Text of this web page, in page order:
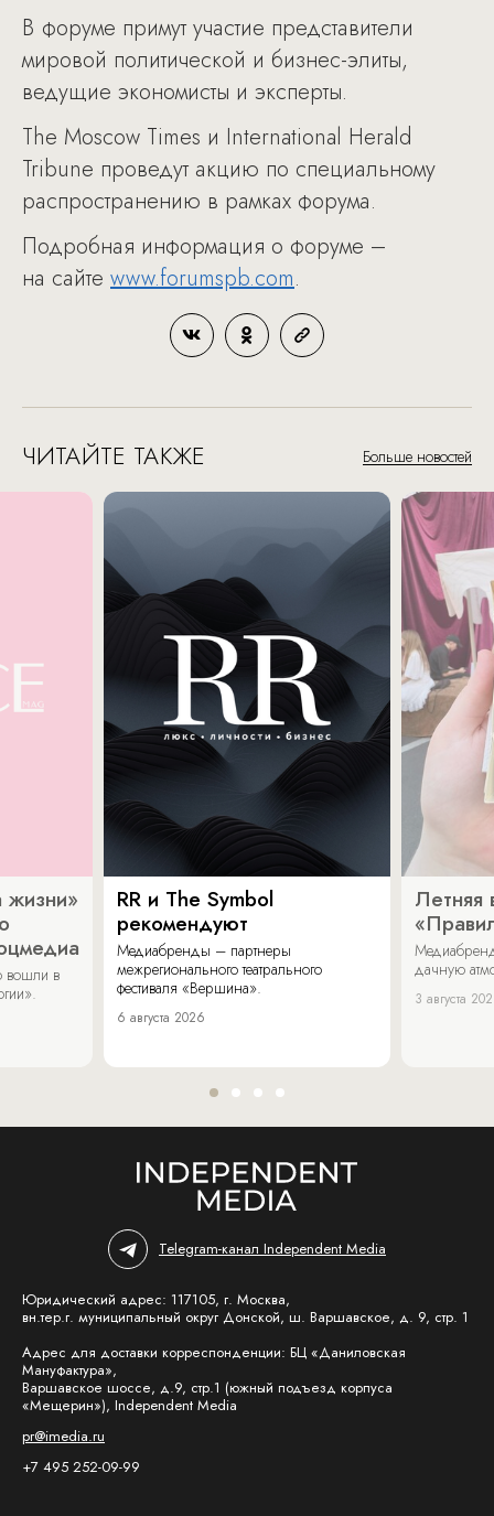
В форуме примут участие представители
мировой политической и бизнес-элиты,
ведущие экономисты и эксперты.
The Moscow Times и International Herald
Tribune проведут акцию по специальному
распространению в рамках форума.
Подробная информация о форуме –
на сайте www.forumspb.com.
ЧИТАЙТЕ ТАКЖЕ Больше новостей
жизни»
вошли в
RR и The Symbol
рекомендуют
Медиабренды – партнеры
межрегионального театрального
фестиваля «Вершина».
6 августа 2026
Летняя
дачную
3 августа
Telegram-канал Independent Media
Юридический адрес: 117105, г. Москва,
вн.тер.г. муниципальный округ Донской, ш. Варшавское, д. 9, стр. 1
Адрес для доставки корреспонденции: БЦ «Даниловская
Мануфактура»,
Варшавское шоссе, д.9, стр.1 (южный подъезд корпуса
«Мещерин»), Independent Media
pr@imedia.ru
+7 495 252-09-99